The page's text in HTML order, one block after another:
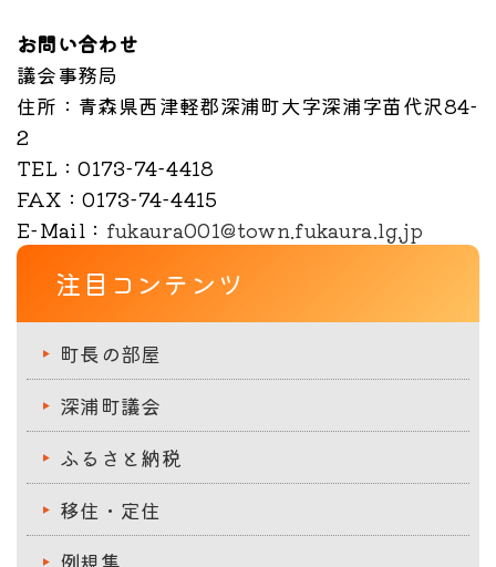
お問い合わせ
議会事務局
住所 ：青森県西津軽郡深浦町大字深浦字苗代沢84-
2
TEL ：0173-74-4418
FAX ：0173-74-4415
E-Mail ： fukaura001@town.fukaura.lg.jp
注目コンテンツ
町長の部屋
深浦町議会
ふるさと納税
移住・定住